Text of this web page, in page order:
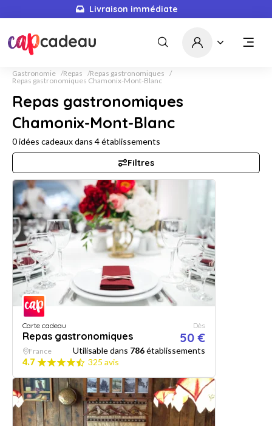
Livraison immédiate
Gastronomie Repas
Repas gastronomiques
Repas gastronomiques Chamonix-Mont-Blanc
Repas gastronomiques
Chamonix-Mont-Blanc
0idées cadeaux dans 4établissements
Filtres
Carte cadeau
Repas gastronomiques
Dès
50 €
France Utilisable dans 786établissements
4.7
325 avis